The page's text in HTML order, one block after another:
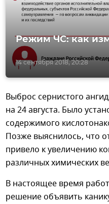
14 сентября 2018, 20:28
Режим ЧС: как
Выброс сернистого
на 24 августа. Было
содержимого
Позже выяснилось, что
привело к увеличению
различных химических
В настоящее время
решение объявить